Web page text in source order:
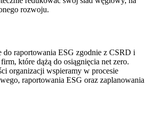
rozwoju.
do raportowania ESG zgodnie z CSRD i
które dążą do osiągnięcia net zero.
organizacji wspieramy w procesie
raportowania ESG oraz zaplanowania